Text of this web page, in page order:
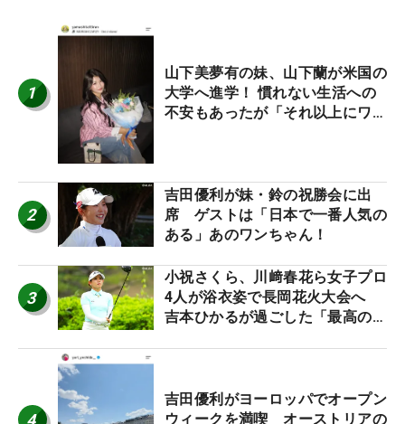
1
山下美夢有の妹、山下蘭が米国の
大学へ進学！ 慣れない生活への
不安もあったが「それ以上にワク
2
吉田優利が妹・鈴の祝勝会に出
席 ゲストは「日本で一番人気の
ある」あのワンちゃん！
3
小祝さくら、川﨑春花ら女子プロ
4人が浴衣姿で長岡花火大会へ
吉本ひかるが過ごした「最高の夏
4
吉田優利がヨーロッパでオープン
ウィークを満喫 オーストリアの